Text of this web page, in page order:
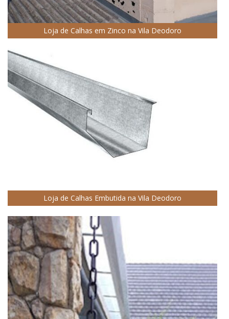
Loja de Calhas em Zinco na Vila Deodoro
Loja de Calhas Embutida na Vila Deodoro